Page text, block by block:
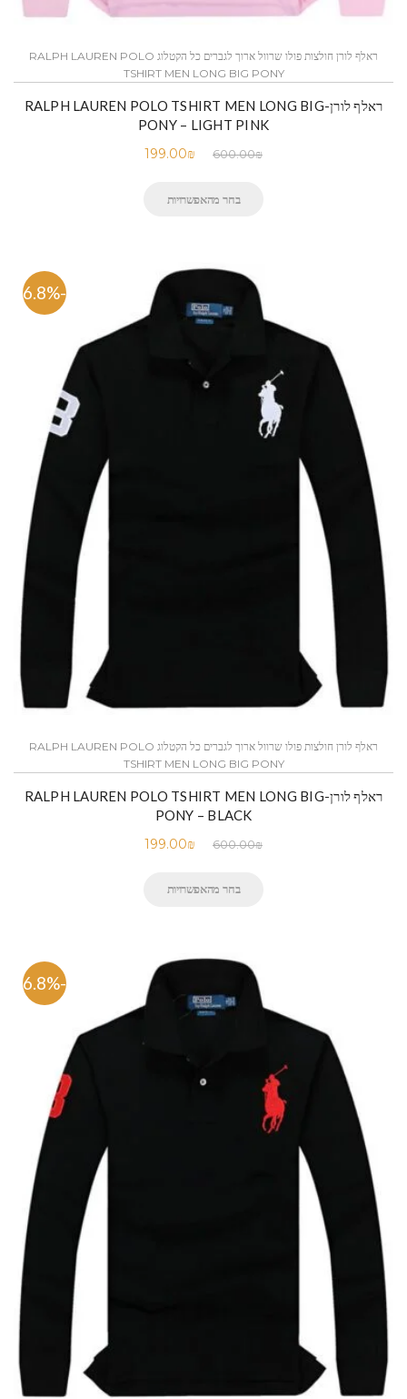
ראלף לורן חולצות פולו שרוול ארוך לגברים כל הקטלוג RALPH LAUREN POLO
TSHIRT MEN LONG BIG PONY
ראלף לורן-RALPH LAUREN POLO TSHIRT MEN LONG BIG
PONY – LIGHT PINK
600.00₪
199.00₪
בחר מהאפשרויות
-66.8%
ראלף לורן חולצות פולו שרוול ארוך לגברים כל הקטלוג RALPH LAUREN POLO
TSHIRT MEN LONG BIG PONY
ראלף לורן-RALPH LAUREN POLO TSHIRT MEN LONG BIG
PONY – BLACK
600.00₪
199.00₪
בחר מהאפשרויות
-66.8%